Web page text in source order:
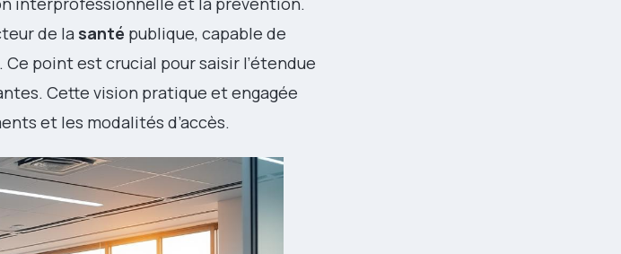
de la santé publique, capable de
point est crucial pour saisir l’étendue
Cette vision pratique et engagée
et les modalités d’accès.